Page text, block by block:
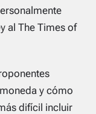
al The Times of
y cómo
difícil incluir